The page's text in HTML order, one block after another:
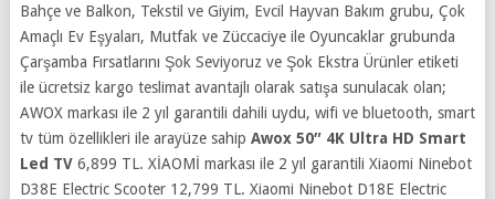
Bahçe ve Balkon, Tekstil ve Giyim, Evcil Hayvan Bakım grubu, Çok
Amaçlı Ev Eşyaları, Mutfak ve Züccaciye ile Oyuncaklar grubunda
Çarşamba Fırsatlarını Şok Seviyoruz ve Şok Ekstra Ürünler etiketi
ile ücretsiz kargo teslimat avantajlı olarak satışa sunulacak olan;
AWOX markası ile 2 yıl garantili dahili uydu, wifi ve bluetooth, smart
tv tüm özellikleri ile arayüze sahip Awox 50″ 4K Ultra HD Smart
Led TV6,899 TL. XİAOMİ markası ile 2 yıl garantili Xiaomi Ninebot
D38E Electric Scooter 12,799 TL. Xiaomi Ninebot D18E Electric